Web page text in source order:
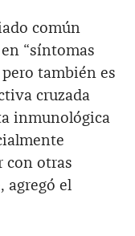
común
“síntomas
pero también es
cruzada
inmunológica
con otras
agregó el